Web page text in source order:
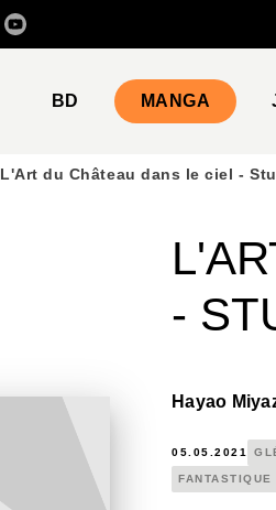
CONTENU
BD MANGA
L'Art du Château dans le ciel -
-
Hayao
05.05.2021
FANTASTIQUE